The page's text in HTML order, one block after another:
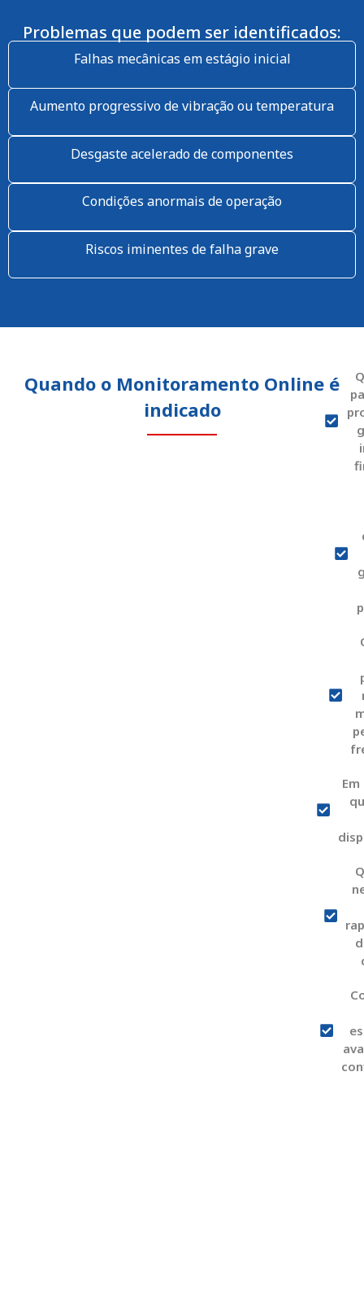
Problemas que podem ser identificados:
Falhas mecânicas em estágio inicial
Aumento progressivo de vibração ou temperatura
Desgaste acelerado de componentes
Condições anormais de operação
Riscos iminentes de falha grave
Quando o Monitoramento Online é
indicado